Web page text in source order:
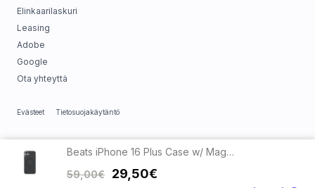
Beats iPhone 16 Plus Case w/ MagSafe - Midnight Black
59,00€
29,50€
Elinkaarilaskuri
Leasing
Adobe
Google
Ota yhteyttä
Evästeet Tietosuojakäytäntö